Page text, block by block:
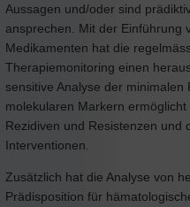
Aussagen und/oder sind
ansprechen. Mit der Einführung
Medikamenten hat die
Therapiemonitoring einen
sensitive Analyse der
molekularen Markern
Rezidiven und Resistenzen und
Interventionen.
Zusätzlich hat die Analyse von
Prädisposition für